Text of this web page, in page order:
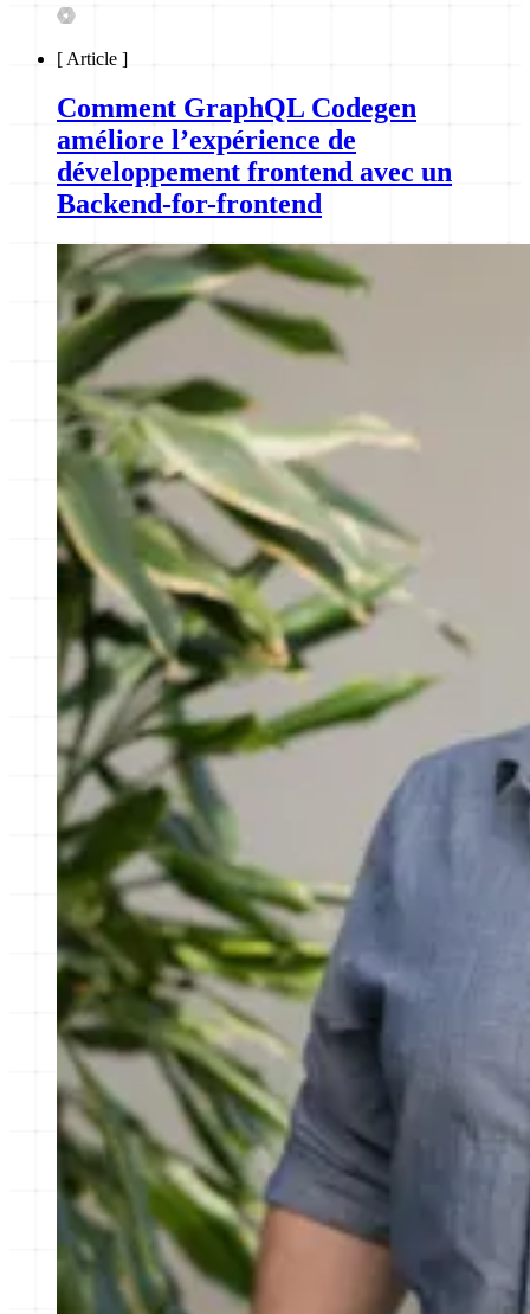
[ Article ]
Comment GraphQL Codegen
améliore l’expérience de
développement frontend avec un
Backend-for-frontend